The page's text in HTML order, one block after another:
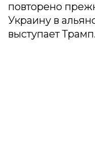
повторено
Украину в
выступает Трамп.